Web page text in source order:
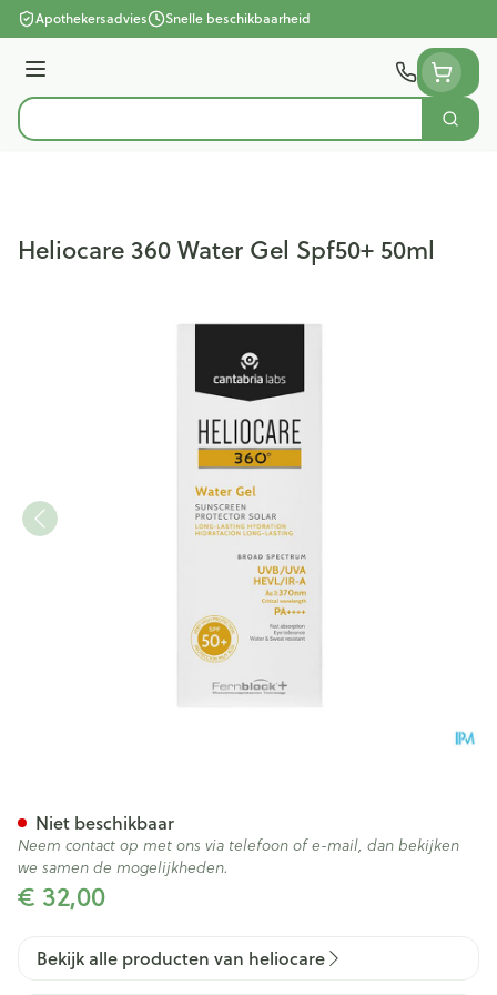
Ga naar de inhoud
Apothekersadvies Snelle beschikbaarheid
Menu
Product, merk, categorie...
Zoek
Heliocare 360 Water Gel Spf50+ 50ml
€ 32,00
Niet beschikbaar
Neem contact op met ons via telefoon of e-mail, dan bekijken
we samen de mogelijkheden.
Bekijk alle producten van heliocare